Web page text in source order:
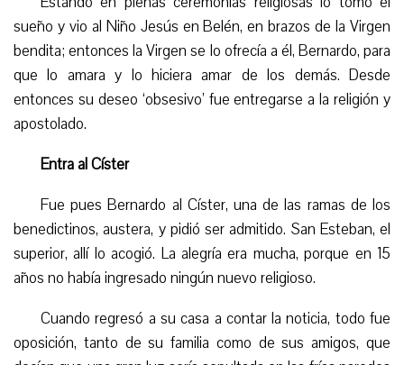
sueño y vio al Niño Jesús en Belén, en brazos de la Virgen
bendita; entonces la Virgen se lo ofrecía a él, Bernardo, para
que lo amara y lo hiciera amar de los demás. Desde
entonces su deseo ‘obsesivo’ fue entregarse a la religión y
apostolado.
Entra al Císter
Fue pues Bernardo al Císter, una de las ramas de los
benedictinos, austera, y pidió ser admitido. San Esteban, el
superior, allí lo acogió. La alegría era mucha, porque en 15
años no había ingresado ningún nuevo religioso.
Cuando regresó a su casa a contar la noticia, todo fue
oposición, tanto de su familia como de sus amigos, que